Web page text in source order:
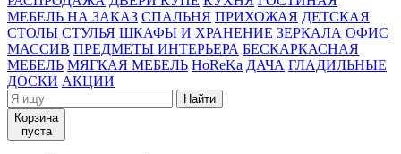
МЕБЕЛЬ НА ЗАКАЗ СПАЛЬНЯ ПРИХОЖАЯ ДЕТСКАЯ
СТОЛЫ СТУЛЬЯ ШКАФЫ И ХРАНЕНИЕ ЗЕРКАЛА ОФИС
МАССИВ ПРЕДМЕТЫ ИНТЕРЬЕРА БЕСКАРКАСНАЯ
МЕБЕЛЬ МЯГКАЯ МЕБЕЛЬ HoReKa ДАЧА ГЛАДИЛЬНЫЕ
ДОСКИ АКЦИИ
Найти
Корзина
пуста